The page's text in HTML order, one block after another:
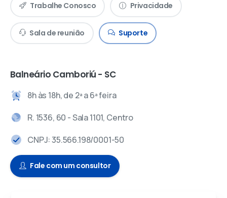
Trabalhe Conosco Privacidade
Sala de reunião Suporte
Balneário Camboriú - SC
8h às 18h, de 2ª a 6ª feira
R. 1536, 60 - Sala 1101, Centro
CNPJ: 35.566.198/0001-50
Fale com um consultor